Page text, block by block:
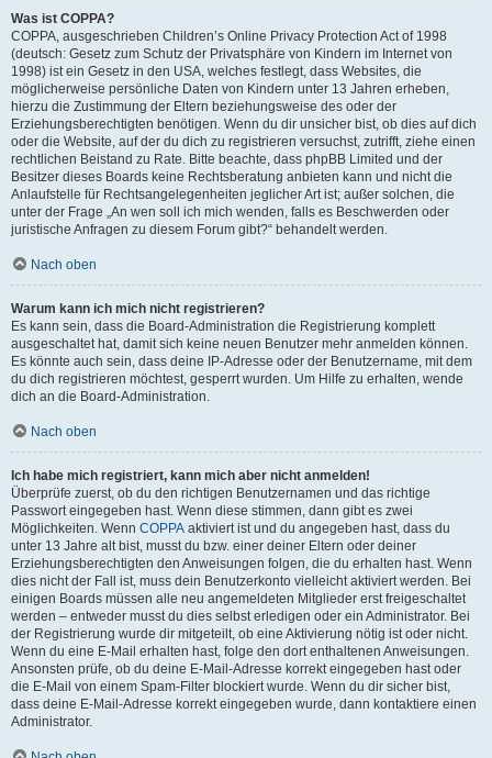
Was ist COPPA?
COPPA, ausgeschrieben Children’s Online Privacy Protection Act of 1998
(deutsch: Gesetz zum Schutz der Privatsphäre von Kindern im Internet von
1998) ist ein Gesetz in den USA, welches festlegt, dass Websites, die
möglicherweise persönliche Daten von Kindern unter 13 Jahren erheben,
hierzu die Zustimmung der Eltern beziehungsweise des oder der
Erziehungsberechtigten benötigen. Wenn du dir unsicher bist, ob dies auf dich
oder die Website, auf der du dich zu registrieren versuchst, zutrifft, ziehe einen
rechtlichen Beistand zu Rate. Bitte beachte, dass phpBB Limited und der
Besitzer dieses Boards keine Rechtsberatung anbieten kann und nicht die
Anlaufstelle für Rechtsangelegenheiten jeglicher Art ist; außer solchen, die
unter der Frage „An wen soll ich mich wenden, falls es Beschwerden oder
juristische Anfragen zu diesem Forum gibt?“ behandelt werden.
Nach oben
Warum kann ich mich nicht registrieren?
Es kann sein, dass die Board-Administration die Registrierung komplett
ausgeschaltet hat, damit sich keine neuen Benutzer mehr anmelden können.
Es könnte auch sein, dass deine IP-Adresse oder der Benutzername, mit dem
du dich registrieren möchtest, gesperrt wurden. Um Hilfe zu erhalten, wende
dich an die Board-Administration.
Nach oben
Ich habe mich registriert, kann mich aber nicht anmelden!
Überprüfe zuerst, ob du den richtigen Benutzernamen und das richtige
Passwort eingegeben hast. Wenn diese stimmen, dann gibt es zwei
Möglichkeiten. Wenn COPPA aktiviert ist und du angegeben hast, dass du
unter 13 Jahre alt bist, musst du bzw. einer deiner Eltern oder deiner
Erziehungsberechtigten den Anweisungen folgen, die du erhalten hast. Wenn
dies nicht der Fall ist, muss dein Benutzerkonto vielleicht aktiviert werden. Bei
einigen Boards müssen alle neu angemeldeten Mitglieder erst freigeschaltet
werden – entweder musst du dies selbst erledigen oder ein Administrator. Bei
der Registrierung wurde dir mitgeteilt, ob eine Aktivierung nötig ist oder nicht.
Wenn du eine E-Mail erhalten hast, folge den dort enthaltenen Anweisungen.
Ansonsten prüfe, ob du deine E-Mail-Adresse korrekt eingegeben hast oder
die E-Mail von einem Spam-Filter blockiert wurde. Wenn du dir sicher bist,
dass deine E-Mail-Adresse korrekt eingegeben wurde, dann kontaktiere einen
Administrator.